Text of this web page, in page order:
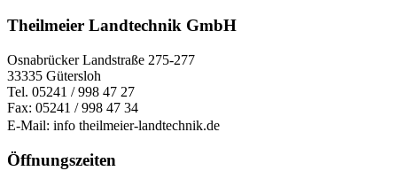
Theilmeier Landtechnik GmbH
Osnabrücker Landstraße 275-277
33335 Gütersloh
Tel. 05241 / 998 47 27
Fax: 05241 / 998 47 34
E-Mail: info theilmeier-landtechnik.de
Öffnungszeiten